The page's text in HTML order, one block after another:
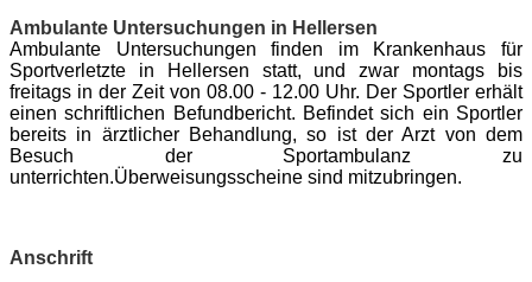
Ambulante Untersuchungen in Hellersen
Ambulante Untersuchungen finden im Krankenhaus für
Sportverletzte in Hellersen statt, und zwar montags bis
freitags in der Zeit von 08.00 - 12.00 Uhr. Der Sportler erhält
einen schriftlichen Befundbericht. Befindet sich ein Sportler
bereits in ärztlicher Behandlung, so ist der Arzt von dem
Besuch der Sportambulanz zu
unterrichten.Überweisungsscheine sind mitzubringen.
Anschrift